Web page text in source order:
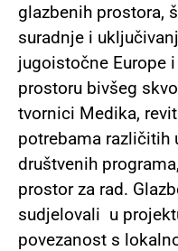
glazbenih prostora,
suradnje i
jugoistočne Europe
prostoru bivšeg
tvornici Medika,
potrebama različitih
društvenih
prostor za rad.
sudjelovali u
povezanost s